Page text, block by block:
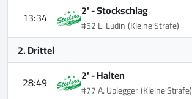
13:34 2' -Stockschlag
#52 L. Ludin(Kleine Strafe)
2. Drittel
28:49
2' -Halten
#77 A. Uplegger(Kleine Strafe)